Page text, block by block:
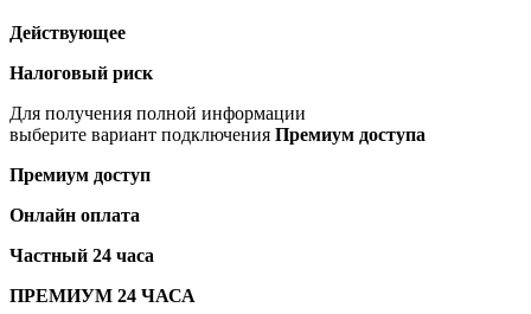
Действующее
Налоговый риск
Для получения полной информации
выберите вариант подключения Премиум доступа
Премиум доступ
Онлайн оплата
Частный 24 часа
ПРЕМИУМ 24 ЧАСА